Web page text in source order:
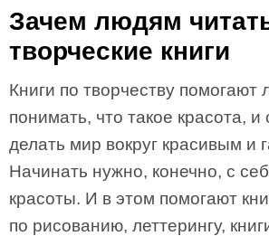
Зачем людям
творческие книги
Книги по творчеству помогают
понимать, что такое красота, и
делать мир вокруг красивым и
Начинать нужно, конечно, с
красоты. И в этом помогают
по рисованию, леттерингу,